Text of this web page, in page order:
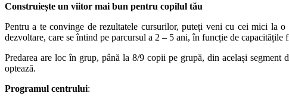
Construiește un viitor mai bun pentru copilul tău
Pentru a te convinge de rezultatele cursurilor, puteți veni cu cei mici la
dezvoltare, care se întind pe parcursul a 2 – 5 ani, în funcție de capacitățile
Predarea are loc în grup, până la 8/9 copii pe grupă, din același segment
optează.
Programul centrului: